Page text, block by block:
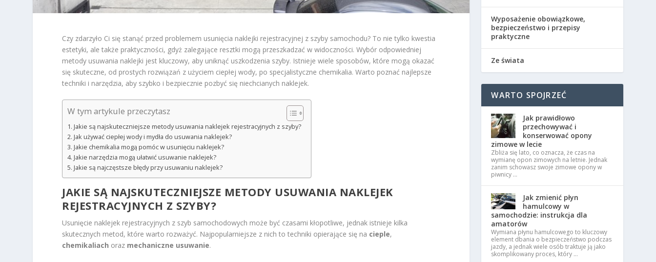
Czy zdarzyło Ci się stanąć przed problemem usunięcia naklejki rejestracyjnej z szyby samochodu? To nie tylko kwestia
estetyki, ale także praktyczności, gdyż zalegające resztki mogą przeszkadzać w widoczności. Wybór odpowiedniej
metody usuwania naklejki jest kluczowy, aby uniknąć uszkodzenia szyby. Istnieje wiele sposobów, które mogą okazać
się skuteczne, od prostych rozwiązań z użyciem ciepłej wody, po specjalistyczne chemikalia. Warto poznać najlepsze
techniki i narzędzia, aby szybko i bezpiecznie pozbyć się niechcianych naklejek.
W tym artykule przeczytasz
Jakie są najskuteczniejsze metody usuwania naklejek rejestracyjnych z szyby?
Jak używać ciepłej wody i mydła do usuwania naklejek?
Jakie chemikalia mogą pomóc w usunięciu naklejek?
Jakie narzędzia mogą ułatwić usuwanie naklejek?
Jakie są najczęstsze błędy przy usuwaniu naklejek?
JAKIE SĄ NAJSKUTECZNIEJSZE METODY USUWANIA NAKLEJEK
REJESTRACYJNYCH Z SZYBY?
Usunięcie naklejek rejestracyjnych z szyb samochodowych może być czasami kłopotliwe, jednak istnieje kilka
skutecznych metod, które warto rozważyć. Najpopularniejsze z nich to techniki opierające się na cieple,
chemikaliach oraz mechaniczne usuwanie.
Wyposażenie obowiązkowe,
bezpieczeństwo i przepisy
praktyczne
Ze świata
WARTO SPOJRZEĆ
Jak prawidłowo
przechowywać i
konserwować opony
zimowe w lecie
Zbliża się lato, co oznacza, że czas na
wymianę opon zimowych na letnie. Jednak
zanim schowasz swoje zimowe opony w
piwnicy …
Jak zmienić płyn
hamulcowy w
samochodzie: instrukcja dla
amatorów
Wymiana płynu hamulcowego to kluczowy
element dbania o bezpieczeństwo podczas
jazdy, a jednak wiele osób traktuje ją jako
skomplikowany proces, który …